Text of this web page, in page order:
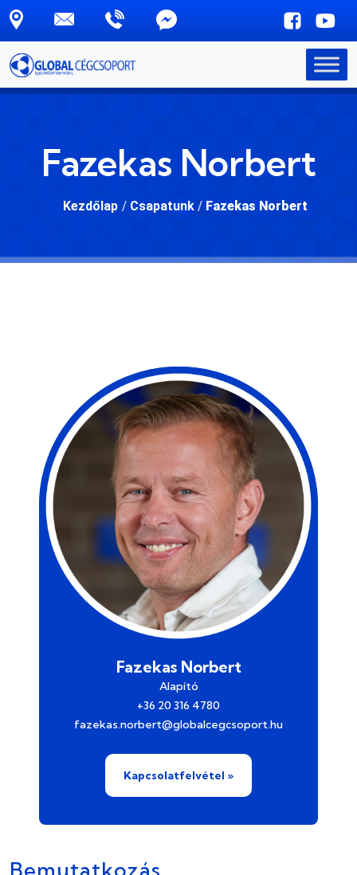
Skip to main content
Fazekas Norbert
Kezdőlap / Csapatunk / Fazekas Norbert
Fazekas Norbert
Alapító
‭+36 20 316 4780‬
fazekas.norbert@globalcegcsoport.hu
Kapcsolatfelvétel »
Bemutatkozás